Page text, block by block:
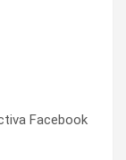
Facebook